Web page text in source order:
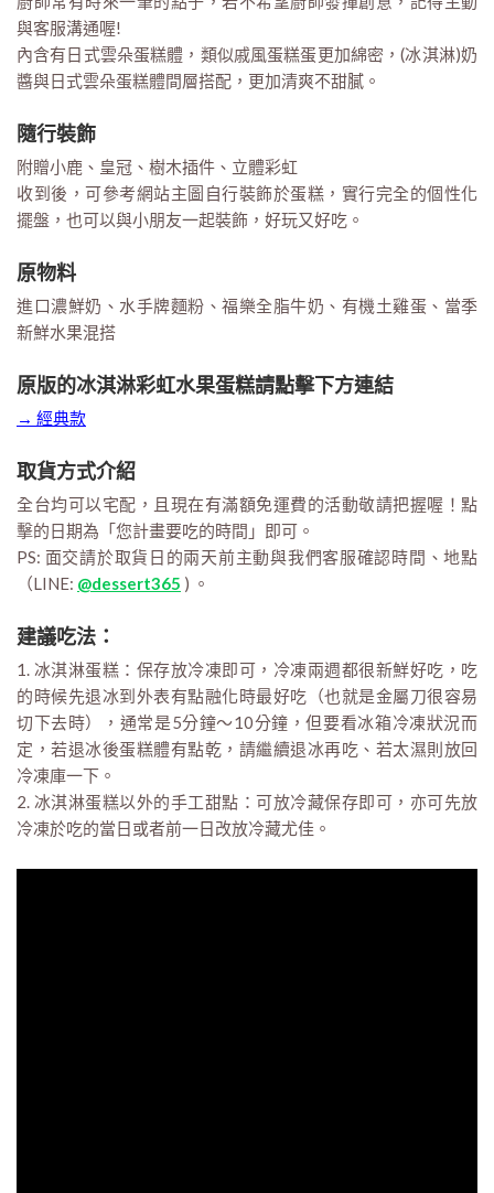
與客服溝通喔!
內含有日式雲朵蛋糕體，類似戚風蛋糕蛋更加綿密，(冰淇淋)奶
醬與日式雲朵蛋糕體間層搭配，更加清爽不甜膩。
隨行裝飾
附贈小鹿、皇冠、樹木插件、立體彩虹
收到後，可參考網站主圖自行裝飾於蛋糕，實行完全的個性化
擺盤，也可以與小朋友一起裝飾，好玩又好吃。
原物料
進口濃鮮奶、水手牌麵粉、福樂全脂牛奶、有機土雞蛋、當季
新鮮水果混搭
原版的冰淇淋彩虹水果蛋糕請點擊下方連結
→ 經典款
取貨方式介紹
全台均可以宅配，且現在有滿額免運費的活動敬請把握喔！點
擊的日期為「您計畫要吃的時間」即可。
PS: 面交請於取貨日的兩天前主動與我們客服確認時間、地點
（LINE: @dessert365 ) 。
建議吃法：
1. 冰淇淋蛋糕：保存放冷凍即可，冷凍兩週都很新鮮好吃，吃
的時候先退冰到外表有點融化時最好吃（也就是金屬刀很容易
切下去時），通常是5分鐘～10分鐘，但要看冰箱冷凍狀況而
定，若退冰後蛋糕體有點乾，請繼續退冰再吃、若太濕則放回
冷凍庫一下。
2. 冰淇淋蛋糕以外的手工甜點：可放冷藏保存即可，亦可先放
冷凍於吃的當日或者前一日改放冷藏尤佳。